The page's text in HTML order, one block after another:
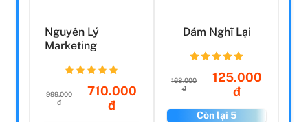
Nguyên Lý
Marketing
999.000
đ
710.000
đ
Dám Nghĩ Lại
168.000
đ
125.000
đ
Còn lại 5